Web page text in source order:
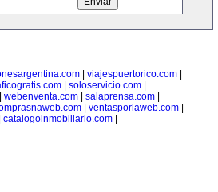
viajespuertorico.com
| soloservicio.com|
webenventa.com| salaprensa.com|
| ventasporlaweb.com|
catalogoinmobiliario.com|